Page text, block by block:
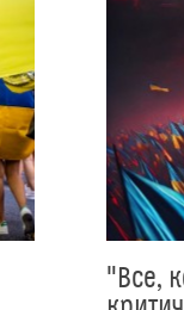
"Все,